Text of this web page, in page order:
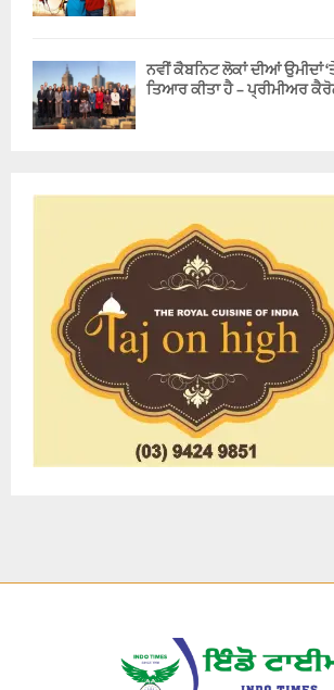
ਨਵੀਂ ਕੈਬਨਿਟ ਲੋਕਾਂ ਦੀਆਂ ਉਮੀਦਾਂ
ਤਿਆਰ ਕੀਤਾ ਹੈ – ਪ੍ਰੀਮੀਅਰ